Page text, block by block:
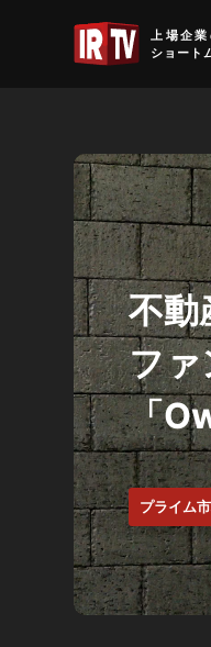
上場企
ショート
不動
ファ
「
プライム